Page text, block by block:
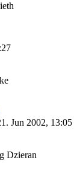
Jun 2002, 13:05
Dzieran